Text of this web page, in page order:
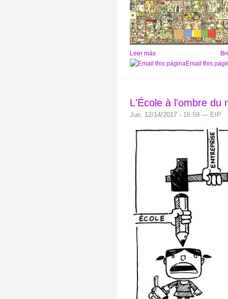
Leer más
Email this
L'École à l'ombre du
Jue, 12/14/2017 - 16:59 — EIP